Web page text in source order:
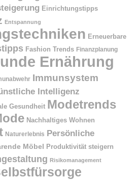
Einrichtungstipps
Entspannung
Erneuerbare
Fashion Trends Finanzplanung
Ernährung
Immunsystem
Intelligenz
Gesundheit Modetrends
Nachhaltiges Wohnen
Naturerlebnis Persönliche
Möbel Produktivität steigern
Risikomanagement